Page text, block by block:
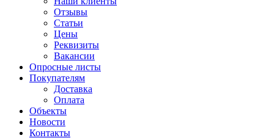
Отзывы
Статьи
Цены
Реквизиты
Вакансии
Опросные листы
Покупателям
Доставка
Оплата
Объекты
Новости
Контакты